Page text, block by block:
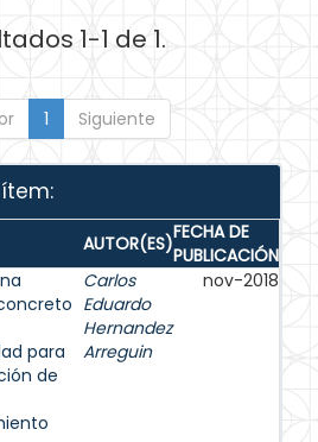
1-1 de 1.
1 Siguiente
AUTOR(ES)FECHA DE
PUBLICACIÓN
para
de
Carlos
Eduardo
Hernandez
Arreguin
nov-2018